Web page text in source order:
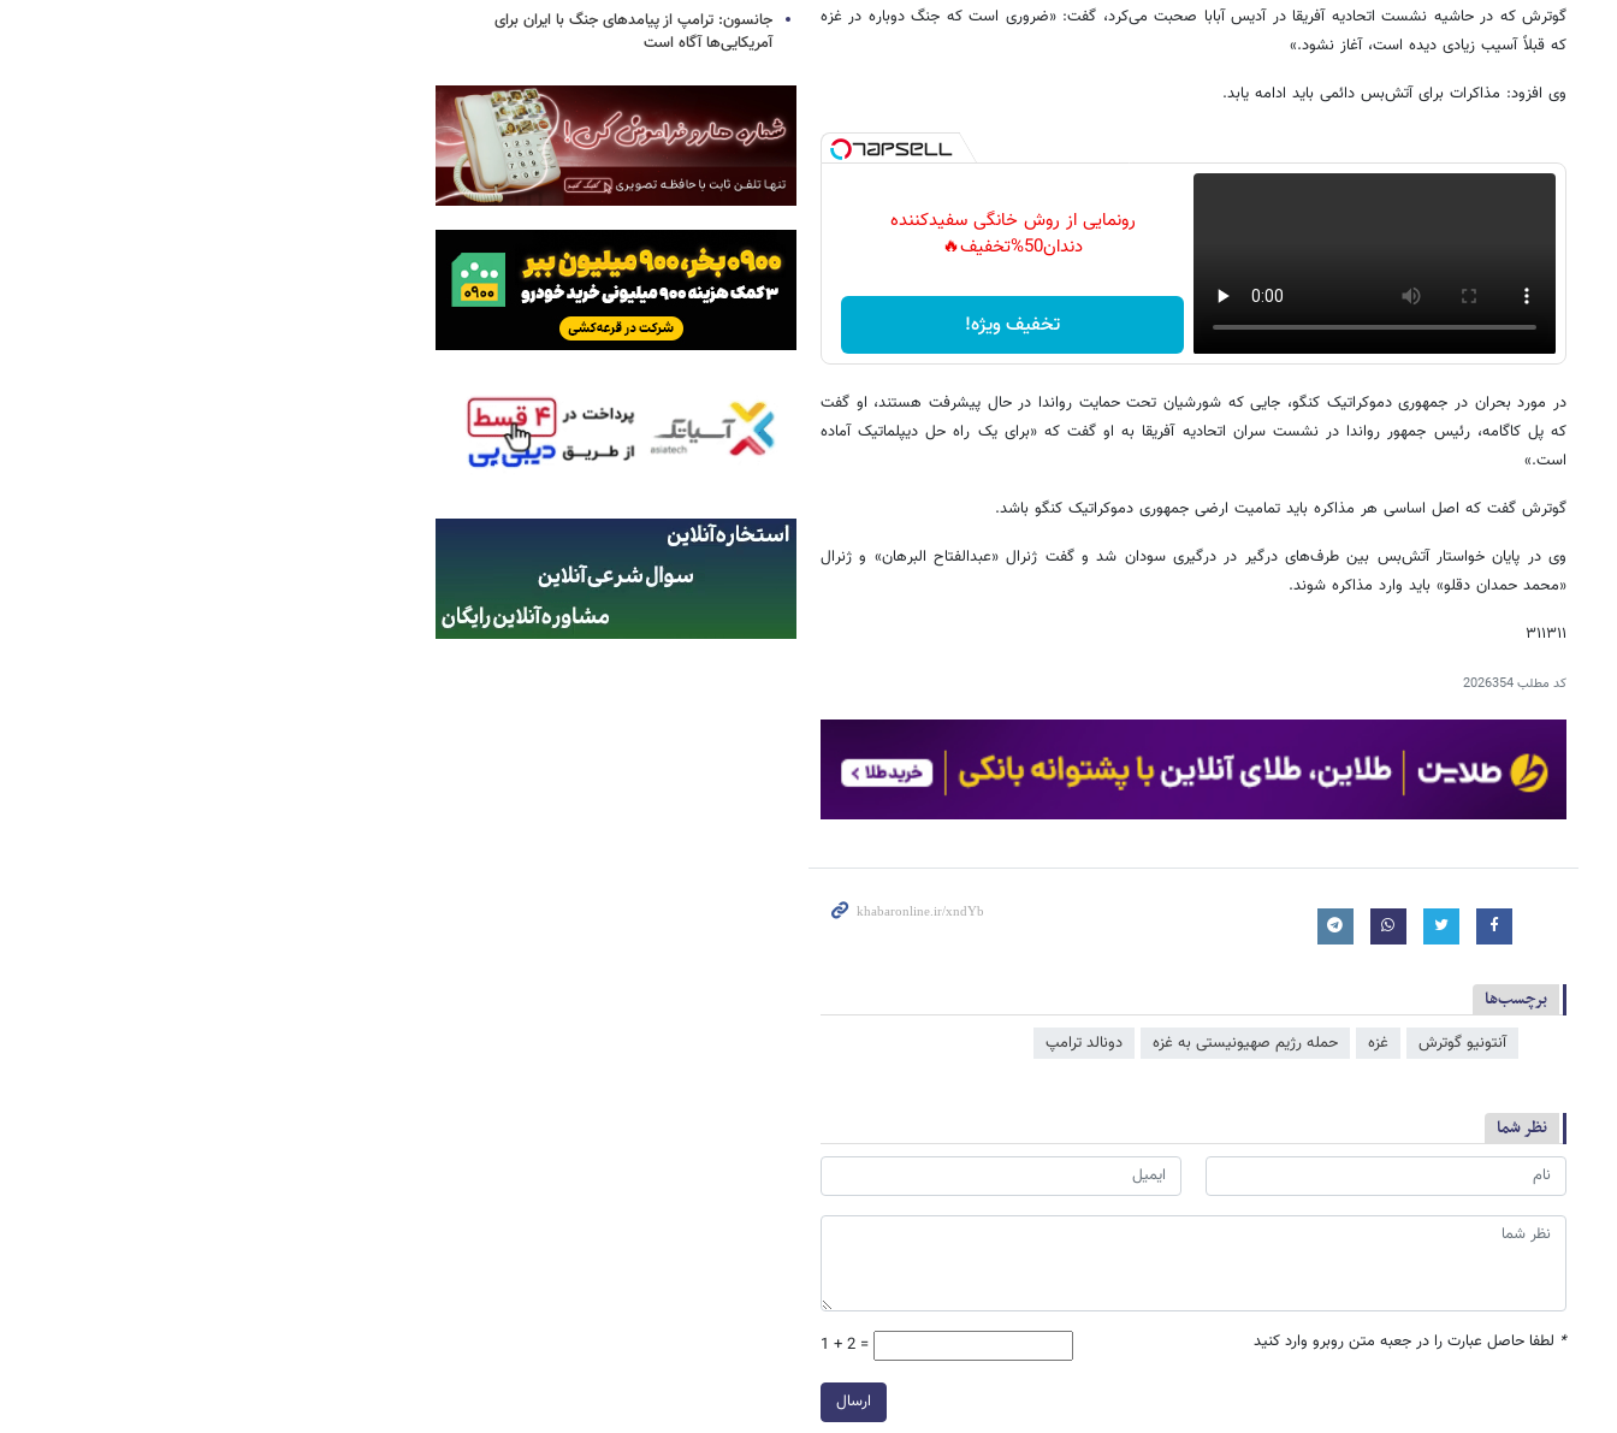
گوترش که در حاشیه نشست اتحادیه آفریقا در آدیس آبابا صحبت می‌کرد، گفت: «ضروری است که جنگ دوباره در غزه
که قبلاً آسیب زیادی دیده است، آغاز نشود.»
وی افزود: مذاکرات برای آتش‌بس دائمی باید ادامه یابد.
رونمایی از روش خانگی سفیدکننده
دندان50%تخفیف🔥
تخفیف ویژه!
در مورد بحران در جمهوری دموکراتیک کنگو، جایی که شورشیان تحت حمایت رواندا در حال پیشرفت هستند، او گفت
که پل کاگامه، رئیس جمهور رواندا در نشست سران اتحادیه آفریقا به او گفت که «برای یک راه حل دیپلماتیک آماده
است.»
گوترش گفت که اصل اساسی هر مذاکره باید تمامیت ارضی جمهوری دموکراتیک کنگو باشد.
وی در پایان خواستار آتش‌بس بین طرف‌های درگیر در درگیری سودان شد و گفت ژنرال «عبدالفتاح البرهان» و ژنرال
«محمد حمدان دقلو» باید وارد مذاکره شوند.
۳۱۱۳۱۱
کد مطلب2026354
برچسب‌ها
آنتونیو گوترش غزه حمله رژیم صهیونیستی به غزه دونالد ترامپ
نظر شما
* لطفا حاصل عبارت را در جعبه متن روبرو وارد کنید 1 + 2 =
ارسال
جانسون: ترامپ از پیامدهای جنگ با ایران برای
آمریکایی‌ها آگاه است